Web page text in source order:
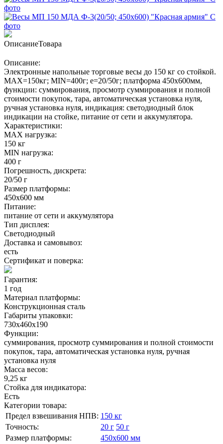
ОписаниеТовара
Описание:
Электронные напольные торговые весы до 150 кг со стойкой.
MAX=150кг; MIN=400г; e=20/50г; платформа 450х600мм,
функции: суммирования, просмотр суммирования и полной
стоимости покупок, тара, автоматическая установка нуля,
ручная установка нуля, индикация: светодиодный блок
индикации на стойке, питание от сети и аккумулятора.
Характеристики:
MAX нагрузка:
150 кг
MIN нагрузка:
400 г
Погрешность, дискрета:
20/50 г
Размер платформы:
450х600 мм
Питание:
питание от сети и аккумулятора
Тип дисплея:
Светодиодный
Доставка и самовывоз:
есть
Сертификат и поверка:
Гарантия:
1 год
Материал платформы:
Конструкционная сталь
Габариты упаковки:
730х460х190
Функции:
суммирования, просмотр суммирования и полной стоимости
покупок, тара, автоматическая установка нуля, ручная
установка нуля
Масса весов:
9,25 кг
Стойка для индикатора:
Есть
Категории товара:
Предел взвешивания НПВ: 150 кг
Точность:
20 г 50 г
Размер платформы:
450х600 мм